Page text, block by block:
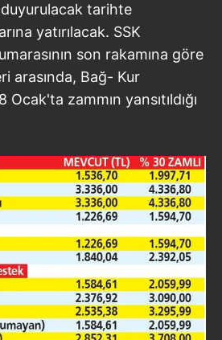
aşağıda yer alan panel
Çerezlere ilişkin detaylı bilgi
Çerez Bilgilendirme
Korunması Kanunu uyarınca
Metnimizi okumak ve sitemizde
kullanılan çerezlerle ilgili bilgi
.
tarihte
yatırılacak. SSK
son rakamına göre
arasında, Bağ- Kur
zammın yansıtıldığı